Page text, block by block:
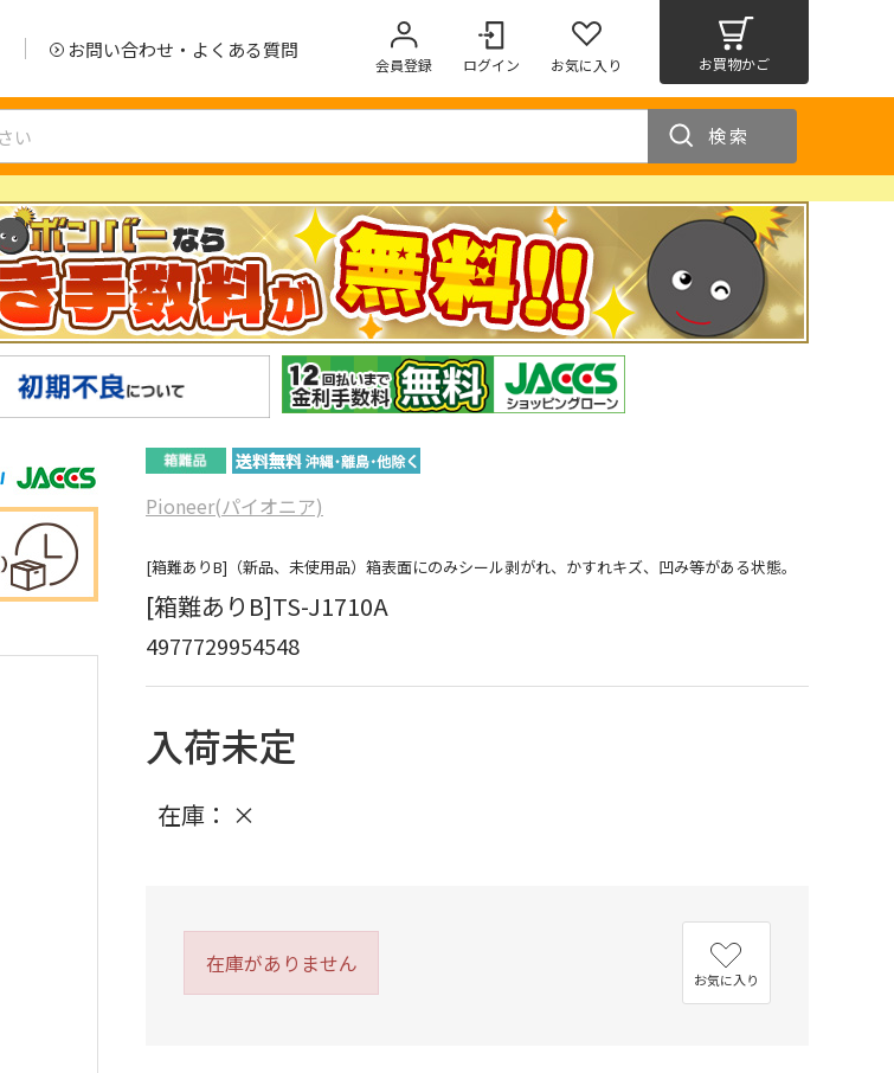
お問い合わせ・よくある質問
会員登録 ログイン お気に入り お買物かご
検索
Pioneer(パイオニア)
[箱難ありB]（新品、未使用品）箱表面にのみシール剥がれ、かすれキズ、凹み等がある状態。
[箱難ありB]TS-J1710A
4977729954548
入荷未定
在庫： ×
在庫がありません
お気に入り